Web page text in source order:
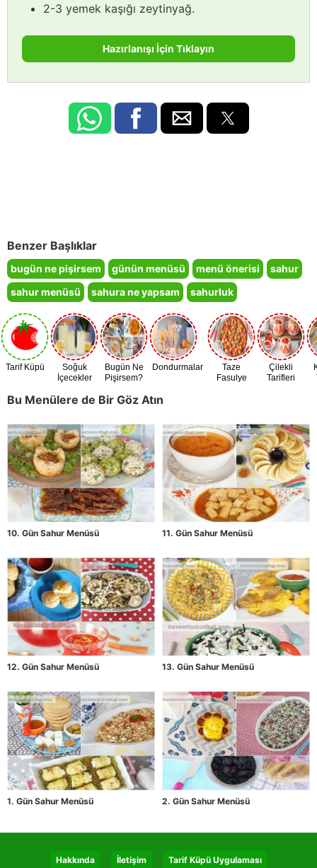
2-3 yemek kaşığı zeytinyağ.
Hazırlanışı İçin Tıklayın
Benzer Başlıklar
bugün ne pişirsem günün menüsü menü önerisi
sahur
sahur menüsü
sahura ne yapsam sahurluk
Tarif Küpü
Soğuk
İçecekler
Bugün Ne
Pişirsem?
Dondurmalar
Taze
Fasulye
Çilekli
Tarifleri
Bu Menülere de Bir Göz Atın
10. Gün Sahur Menüsü 11. Gün Sahur Menüsü
12. Gün Sahur Menüsü 13. Gün Sahur Menüsü
1. Gün Sahur Menüsü 2. Gün Sahur Menüsü
Hakkında İletişim Tarif Küpü Uygulaması